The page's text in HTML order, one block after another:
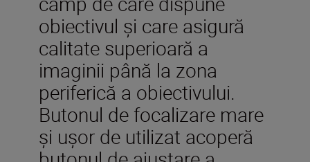
obiectivul şi care asigură
calitate superioară a
imaginii până la zona
periferică a obiectivului.
Butonul de focalizare mare
şi uşor de utilizat acoperă